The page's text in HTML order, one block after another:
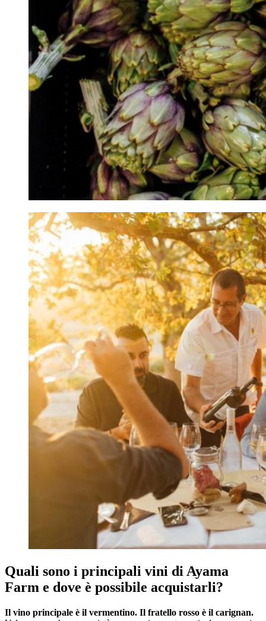
Quali sono i principali vini di Ayama
Farm e dove è possibile acquistarli?
Il vino principale è il vermentino. Il fratello rosso è il carignan.